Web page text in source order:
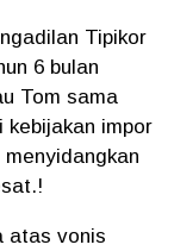
Tipikor
6 bulan
Tom sama
kebijakan impor
atas vonis